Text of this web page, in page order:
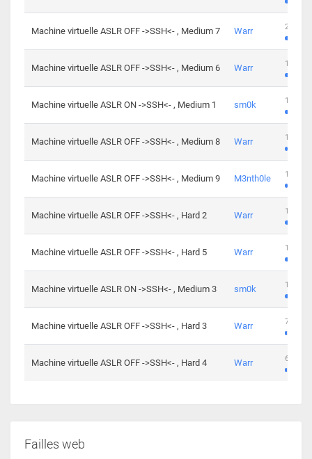
Machine virtuelle ASLR OFF ->SSH<- , Medium 7 Warr 230
Machine virtuelle ASLR OFF ->SSH<- , Medium 6 Warr 168
Machine virtuelle ASLR ON ->SSH<- , Medium 1 sm0k 139
Machine virtuelle ASLR OFF ->SSH<- , Medium 8 Warr 112
Machine virtuelle ASLR OFF ->SSH<- , Medium 9 M3nth0le 100
Machine virtuelle ASLR OFF ->SSH<- , Hard 2 Warr 176
Machine virtuelle ASLR OFF ->SSH<- , Hard 5 Warr 115
Machine virtuelle ASLR ON ->SSH<- , Medium 3 sm0k 115
Machine virtuelle ASLR OFF ->SSH<- , Hard 3 Warr 76
Machine virtuelle ASLR OFF ->SSH<- , Hard 4 Warr 63
Failles web